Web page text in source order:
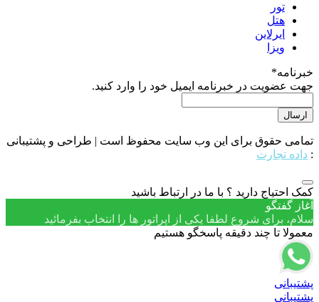
تور
هتل
ایرلاین
ویزا
خبرنامه*
جهت عضویت در خبرنامه ایمیل خود را وارد کنید.
تمامی حقوق برای این وب سایت محفوظ است | طراحی و پشتیبانی
: داده تجارت
کمک احتیاج دارید ؟ با ما در ارتباط باشید
آغاز گفتگو
سلام، برای شروع لطفا یکی از اپراتور ها را انتخاب بفرمائید
معمولا تا چند دقیقه پاسخگو هستیم
پشتیبانی
پشتیبانی